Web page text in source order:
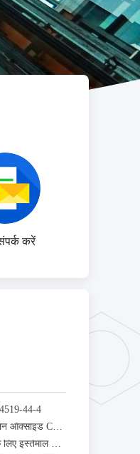
करें
44-4
प्राकृतिक कार्बनिक मध्यवर्ती पदार्थ स्वाद और सुगंध 95% कैरियोफिलिन ऑक्साइड CAS 1139-30-6
मक्खन एस्टर स्वाद और सुगंध CAS 97926-23-3 दैनिक रसायनों के लिए इस्तेमाल किया तरल पदार्थ